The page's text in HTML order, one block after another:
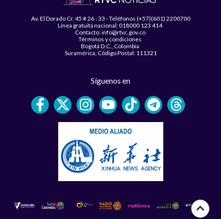
Av. El Dorado Cr. 45 # 26 - 33 - Teléfonos (+57)(601) 2200700
Línea gratuita nacional: 018000 123 414
Contacto: info@rtvc.gov.co
Términos y condiciones
Bogotá D.C., Colombia
Suramérica, Código Postal: 111321
Síguenos en